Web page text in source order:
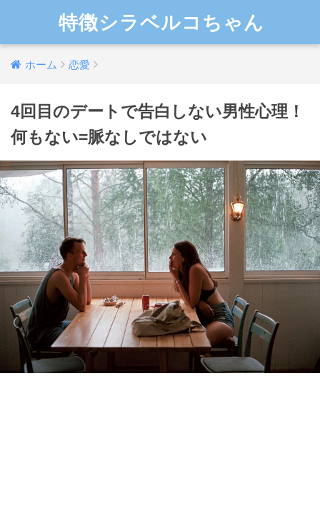
特徴シラベルコちゃん
ホーム 恋愛
4回目のデートで告白しない男性心理！
何もない=脈なしではない